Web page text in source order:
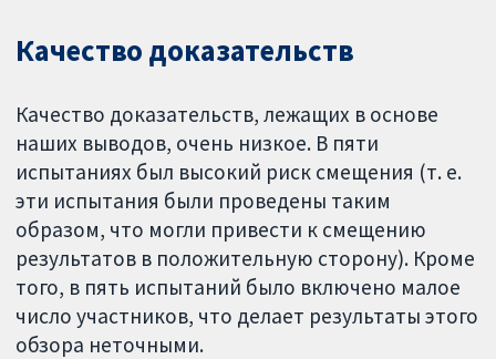
Качество доказательств
Качество доказательств, лежащих в основе
наших выводов, очень низкое. В пяти
испытаниях был высокий риск смещения (т. е.
эти испытания были проведены таким
образом, что могли привести к смещению
результатов в положительную сторону). Кроме
того, в пять испытаний было включено малое
число участников, что делает результаты этого
обзора неточными.